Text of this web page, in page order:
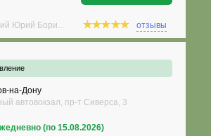
Юрий Бори... отзывы
на-Дону
автовокзал, пр-т Сиверса, 3
(по 15.08.2026)